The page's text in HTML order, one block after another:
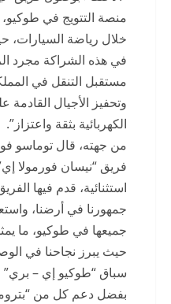
منصة التتويج في طوكيو،
خلال رياضة السيارات،
في هذه الشراكة مجرد
مستقبل التنقل في
وتحفيز الأجيال القادمة
الكهربائية بثقة واعتزاز”.
من جهته، قال توماسو
فريق “نيسان فورمولا
استثنائية، قدم فيها
جمهورنا في أرضنا،
جميعها في طوكيو، ما
حيث يبرز نجاحنا في
سباق “طوكيو إي – بري”
بفضل دعم كل من